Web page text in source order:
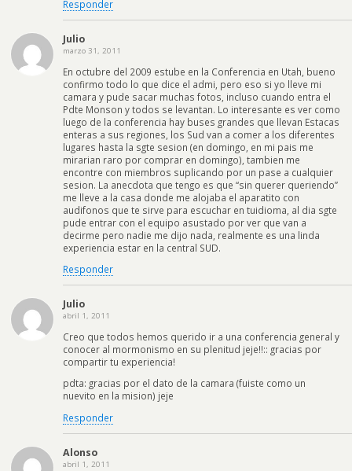
Responder
Julio
marzo 31, 2011
En octubre del 2009 estube en la Conferencia en Utah, bueno
confirmo todo lo que dice el admi, pero eso si yo lleve mi
camara y pude sacar muchas fotos, incluso cuando entra el
Pdte Monson y todos se levantan. Lo interesante es ver como
luego de la conferencia hay buses grandes que llevan Estacas
enteras a sus regiones, los Sud van a comer a los diferentes
lugares hasta la sgte sesion (en domingo, en mi pais me
mirarian raro por comprar en domingo), tambien me
encontre con miembros suplicando por un pase a cualquier
sesion. La anecdota que tengo es que “sin querer queriendo”
me lleve a la casa donde me alojaba el aparatito con
audifonos que te sirve para escuchar en tuidioma, al dia sgte
pude entrar con el equipo asustado por ver que van a
decirme pero nadie me dijo nada, realmente es una linda
experiencia estar en la central SUD.
Responder
Julio
abril 1, 2011
Creo que todos hemos querido ir a una conferencia general y
conocer al mormonismo en su plenitud jeje!!:: gracias por
compartir tu experiencia!
pdta: gracias por el dato de la camara (fuiste como un
nuevito en la mision) jeje
Responder
Alonso
abril 1, 2011